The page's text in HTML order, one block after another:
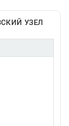
УЗЕЛ